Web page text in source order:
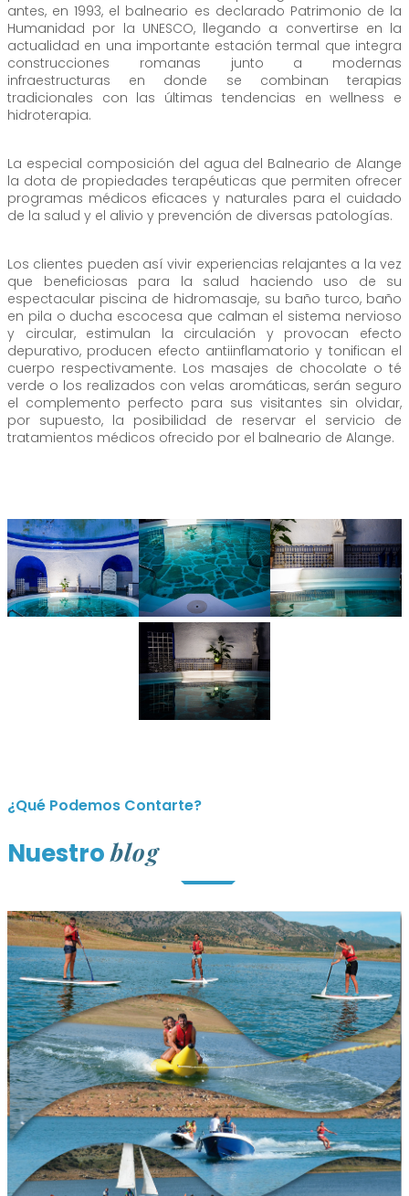
antes, en 1993, el balneario es declarado Patrimonio de la
Humanidad por la UNESCO, llegando a convertirse en la
actualidad en una importante estación termal que integra
construcciones romanas junto a modernas
infraestructuras en donde se combinan terapias
tradicionales con las últimas tendencias en wellness e
hidroterapia.
La especial composición del agua del Balneario de Alange
la dota de propiedades terapéuticas que permiten ofrecer
programas médicos eficaces y naturales para el cuidado
de la salud y el alivio y prevención de diversas patologías.
Los clientes pueden así vivir experiencias relajantes a la vez
que beneficiosas para la salud haciendo uso de su
espectacular piscina de hidromasaje, su baño turco, baño
en pila o ducha escocesa que calman el sistema nervioso
y circular, estimulan la circulación y provocan efecto
depurativo, producen efecto antiinflamatorio y tonifican el
cuerpo respectivamente. Los masajes de chocolate o té
verde o los realizados con velas aromáticas, serán seguro
el complemento perfecto para sus visitantes sin olvidar,
por supuesto, la posibilidad de reservar el servicio de
tratamientos médicos ofrecido por el balneario de Alange.
¿Qué Podemos Contarte?
Nuestroblog